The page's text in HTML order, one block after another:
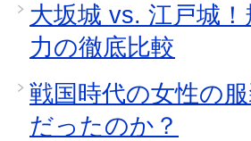
大坂城 vs. 江戸城
力の徹底比較
戦国時代の女性の
だったのか？